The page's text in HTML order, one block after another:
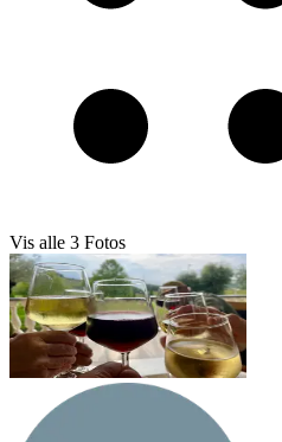
Vis alle 3 Fotos